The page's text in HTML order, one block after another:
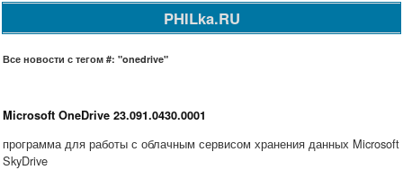
PHILka.RU
Все новости с тегом #: "onedrive"
Microsoft OneDrive 23.091.0430.0001
программа для работы с облачным сервисом хранения данных Microsoft
SkyDrive